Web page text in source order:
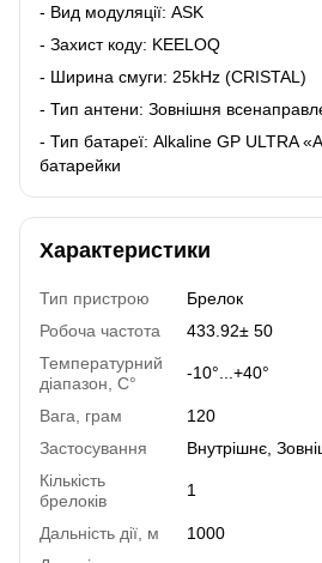
- Вид модуляції: ASK
- Захист коду: KEELOQ
- Ширина смуги: 25kHz (CRISTAL)
- Тип антени: Зовнішня
- Тип батареї: Alkaline GP ULTRA
батарейки
Характеристики
Тип пристрою
Брелок
Робоча частота
433.92± 50
Температурний
діапазон, C°
-10°...+40°
Вага, грам
120
Застосування
Внутрішнє,
Кількість
брелоків
1
Дальність дії, м
1000